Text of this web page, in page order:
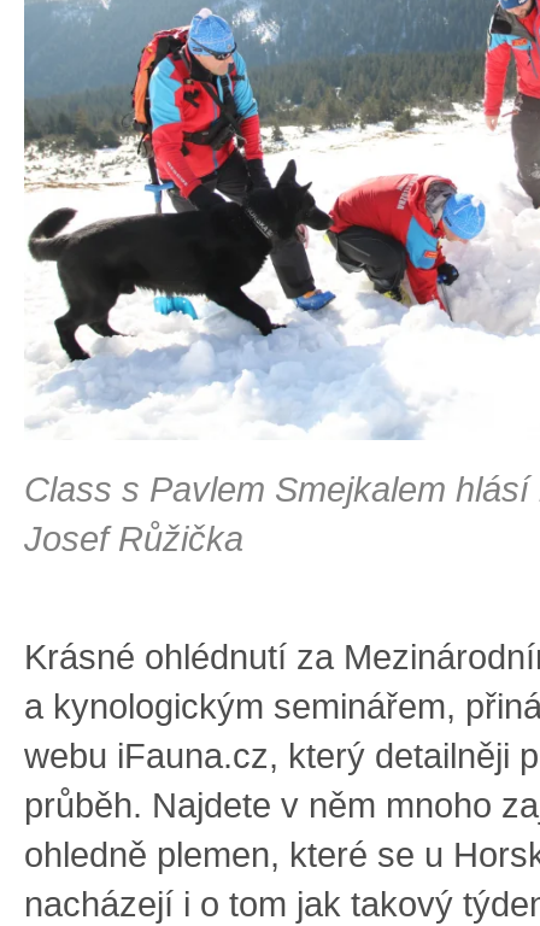
Class s Pavlem Smejkalem
Josef Růžička
Krásné ohlédnutí za
a kynologickým seminářem,
webu iFauna.cz, který detailněji
průběh. Najdete v něm mnoho
ohledně plemen, které se u
nacházejí i o tom jak takový